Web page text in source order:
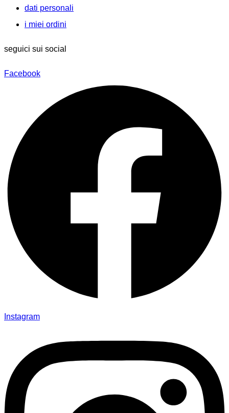
dati personali
i miei ordini
seguici sui social
Facebook
Instagram